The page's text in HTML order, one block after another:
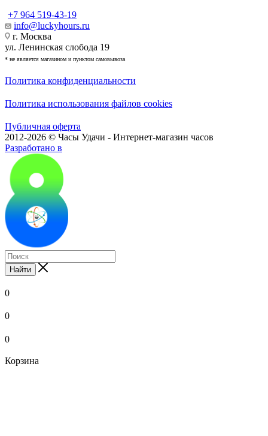
+7 964 519-43-19
info@luckyhours.ru
г. Москва
ул. Ленинская слобода 19
* не является магазином и пунктом самовывоза
Политика конфиденциальности
Политика использования файлов cookies
Публичная оферта
2012-2026 © Часы Удачи - Интернет-магазин часов
Разработано в
Найти
0
0
0
Корзина